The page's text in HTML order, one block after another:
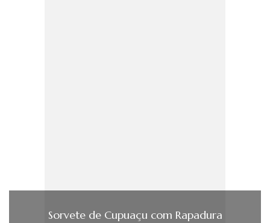
Sorvete de Cupuaçu com Rapadura